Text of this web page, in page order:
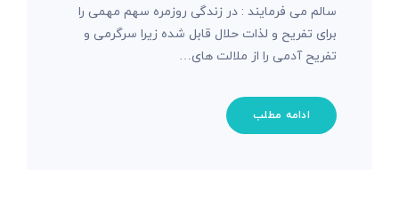
سالم می فرمایند : در زندگی روزمره سهم مهمی را
برای تفریح و لذات حلال قابل شده زیرا سرگرمی و
تفریح آدمی را از ملالت های…
ادامه مطلب